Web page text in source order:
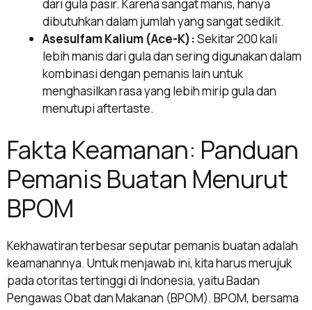
dari gula pasir. Karena sangat manis, hanya
dibutuhkan dalam jumlah yang sangat sedikit.
Asesulfam Kalium (Ace-K):Sekitar 200 kali
lebih manis dari gula dan sering digunakan dalam
kombinasi dengan pemanis lain untuk
menghasilkan rasa yang lebih mirip gula dan
menutupi aftertaste.
Fakta Keamanan: Panduan
Pemanis Buatan Menurut
BPOM
Kekhawatiran terbesar seputar pemanis buatan adalah
keamanannya. Untuk menjawab ini, kita harus merujuk
pada otoritas tertinggi di Indonesia, yaitu Badan
Pengawas Obat dan Makanan (BPOM). BPOM, bersama